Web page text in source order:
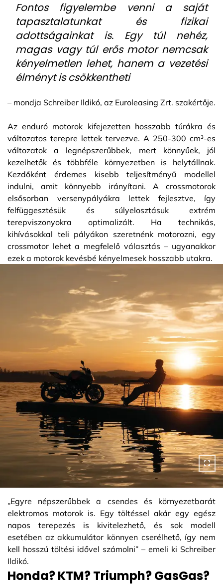
Fontos figyelembe venni a saját
tapasztalatunkat és fizikai
adottságainkat is. Egy túl nehéz,
magas vagy túl erős motor nemcsak
kényelmetlen lehet, hanem a vezetési
élményt is csökkentheti
– mondja Schreiber Ildikó, az Euroleasing Zrt. szakértője.
Az enduró motorok kifejezetten hosszabb túrákra és
változatos terepre lettek tervezve. A 250-300 cm³-es
változatok a legnépszerűbbek, mert könnyűek, jól
kezelhetők és többféle környezetben is helytállnak.
Kezdőként érdemes kisebb teljesítményű modellel
indulni, amit könnyebb irányítani. A crossmotorok
elsősorban versenypályákra lettek fejlesztve, így
felfüggesztésük és súlyelosztásuk extrém
terepviszonyokra optimalizált. Ha technikás,
kihívásokkal teli pályákon szeretnénk motorozni, egy
crossmotor lehet a megfelelő választás – ugyanakkor
ezek a motorok kevésbé kényelmesek hosszabb utakra.
„Egyre népszerűbbek a csendes és környezetbarát
elektromos motorok is. Egy töltéssel akár egy egész
napos terepezés is kivitelezhető, és sok modell
esetében az akkumulátor könnyen cserélhető, így nem
kell hosszú töltési idővel számolni” – emeli ki Schreiber
Ildikó.
Honda? KTM? Triumph? GasGas?